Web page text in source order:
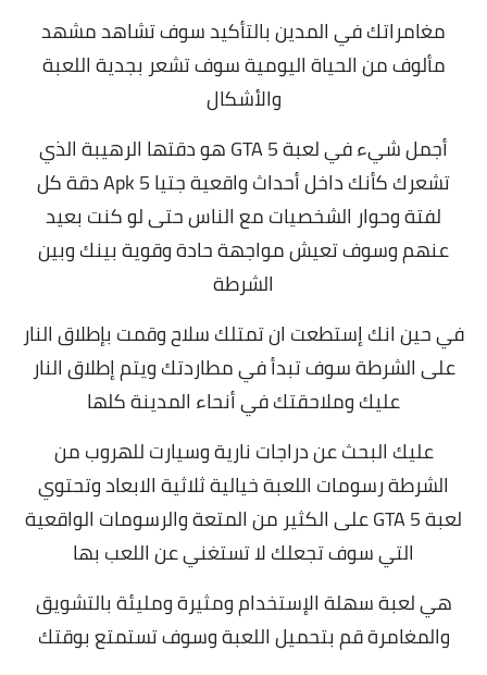
مغامراتك في المدين بالتأكيد سوف تشاهد مشهد
مألوف من الحياة اليومية سوف تشعر بجدية اللعبة
والأشكال
أجمل شيء في لعبة GTA 5 هو دقتها الرهيبة الذي
تشعرك كأنك داخل أحداث واقعية جتيا 5 Apk دقة كل
لفتة وحوار الشخصيات مع الناس حتى لو كنت بعيد
عنهم وسوف تعيش مواجهة حادة وقوية بينك وبين
الشرطة
في حين انك إستطعت ان تمتلك سلاح وقمت بإطلاق النار
على الشرطة سوف تبدأ في مطاردتك ويتم إطلاق النار
عليك وملاحقتك في أنحاء المدينة كلها
عليك البحث عن دراجات نارية وسيارت للهروب من
الشرطة رسومات اللعبة خيالية ثلاثية الابعاد وتحتوي
لعبة GTA 5 على الكثير من المتعة والرسومات الواقعية
التي سوف تجعلك لا تستغني عن اللعب بها
هي لعبة سهلة الإستخدام ومثيرة ومليئة بالتشويق
والمغامرة قم بتحميل اللعبة وسوف تستمتع بوقتك